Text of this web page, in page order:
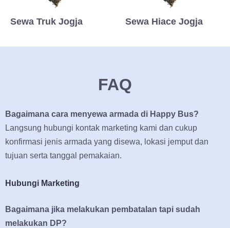
Sewa Truk Jogja Sewa Hiace Jogja
FAQ
Bagaimana cara menyewa armada di Happy Bus?
Langsung hubungi kontak marketing kami dan cukup
konfirmasi jenis armada yang disewa, lokasi jemput dan
tujuan serta tanggal pemakaian.
Hubungi Marketing
Bagaimana jika melakukan pembatalan tapi sudah
melakukan DP?